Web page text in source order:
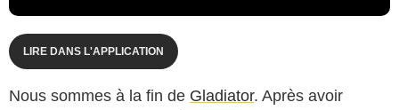
LIRE DANS L'APPLICATION
Nous sommes à la fin de Gladiator. Après avoir